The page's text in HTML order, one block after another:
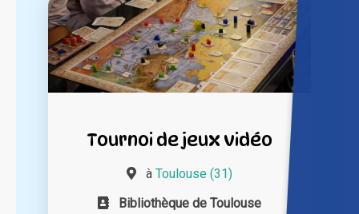
Tournoi de jeux vidéo
à Toulouse (31)
Bibliothèque de Toulouse